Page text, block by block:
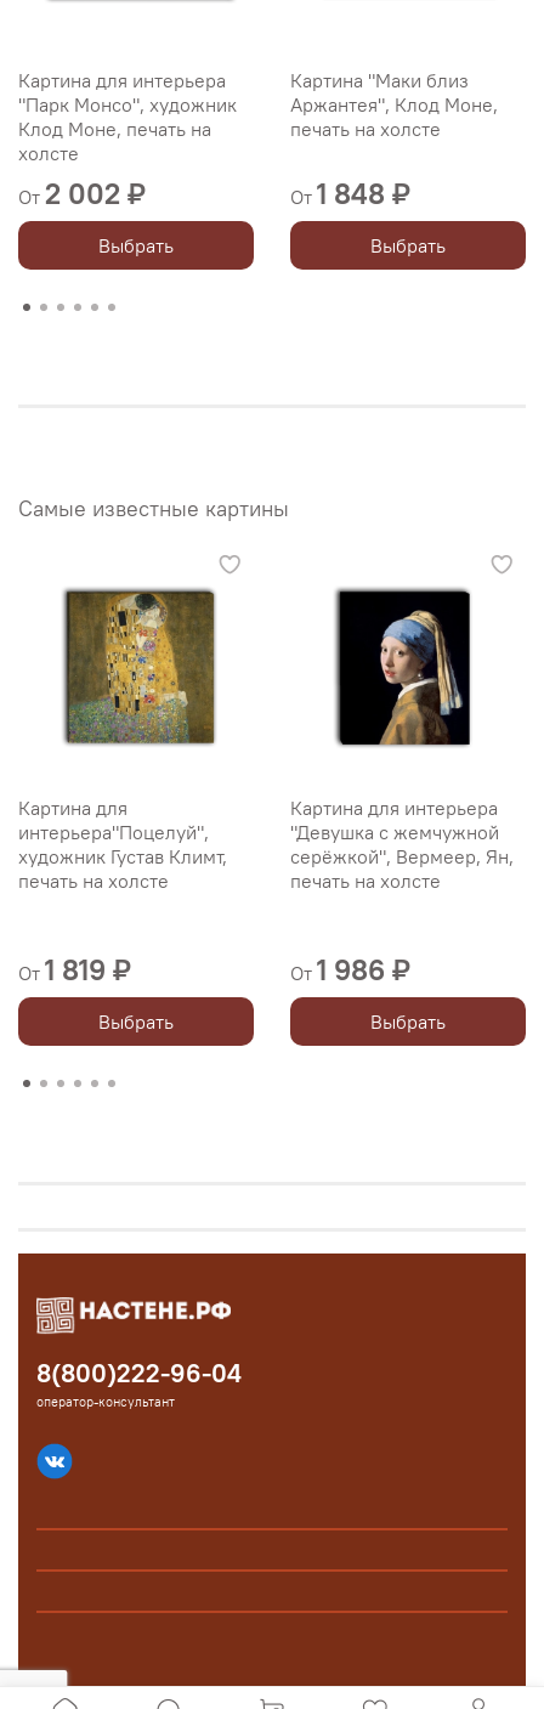
Картина для интерьера
"Парк Монсо", художник
Клод Моне, печать на
холсте
От 2 002 ₽
Выбрать
Картина "Маки близ
Аржантея", Клод Моне,
печать на холсте
От 1 848 ₽
Выбрать
Самые известные картины
Картина для
интерьера"Поцелуй",
художник Густав Климт,
печать на холсте
От 1 819 ₽
Выбрать
Картина для интерьера
"Девушка с жемчужной
серёжкой", Вермеер, Ян,
печать на холсте
От 1 986 ₽
Выбрать
8(800)222-96-04
оператор-консультант